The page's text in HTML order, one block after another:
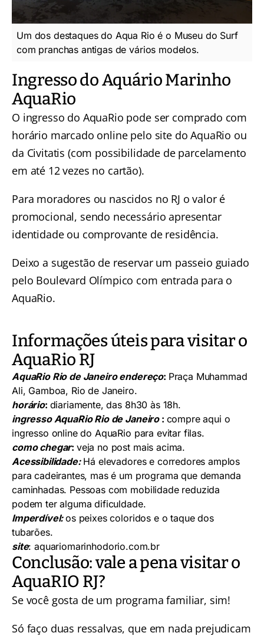
Um dos destaques do Aqua Rio é o Museu do Surf
com pranchas antigas de vários modelos.
Ingresso do Aquário Marinho
AquaRio
O ingresso do AquaRio pode ser comprado com
horário marcado online pelo site do AquaRio ou
da Civitatis (com possibilidade de parcelamento
em até 12 vezes no cartão).
Para moradores ou nascidos no RJ o valor é
promocional, sendo necessário apresentar
identidade ou comprovante de residência.
Deixo a sugestão de reservar um passeio guiado
pelo Boulevard Olímpico com entrada para o
AquaRio.
Informações úteis para visitar o
AquaRio RJ
AquaRio Rio de Janeiro endereço: Praça Muhammad
Ali, Gamboa, Rio de Janeiro.
horário: diariamente, das 8h30 às 18h.
ingresso AquaRio Rio de Janeiro: compre aqui o
ingresso online do AquaRio para evitar filas.
como chegar: veja no post mais acima.
Acessibilidade:Há elevadores e corredores amplos
para cadeirantes, mas é um programa que demanda
caminhadas. Pessoas com mobilidade reduzida
podem ter alguma dificuldade.
Imperdível:os peixes coloridos e o taque dos
tubarões.
site:aquariomarinhodorio.com.br
Conclusão: vale a pena visitar o
AquaRIO RJ?
Se você gosta de um programa familiar, sim!
Só faço duas ressalvas, que em nada prejudicam